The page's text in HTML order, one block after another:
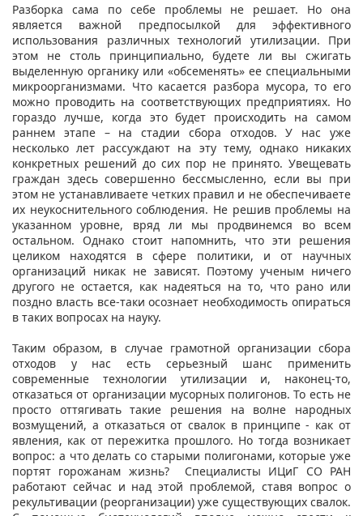
Разборка сама по себе проблемы не решает. Но она
является важной предпосылкой для эффективного
использования различных технологий утилизации. При
этом не столь принципиально, будете ли вы сжигать
выделенную органику или «обсеменять» ее специальными
микроорганизмами. Что касается разбора мусора, то его
можно проводить на соответствующих предприятиях. Но
гораздо лучше, когда это будет происходить на самом
раннем этапе – на стадии сбора отходов. У нас уже
несколько лет рассуждают на эту тему, однако никаких
конкретных решений до сих пор не принято. Увещевать
граждан здесь совершенно бессмысленно, если вы при
этом не устанавливаете четких правил и не обеспечиваете
их неукоснительного соблюдения. Не решив проблемы на
указанном уровне, вряд ли мы продвинемся во всем
остальном. Однако стоит напомнить, что эти решения
целиком находятся в сфере политики, и от научных
организаций никак не зависят. Поэтому ученым ничего
другого не остается, как надеяться на то, что рано или
поздно власть все-таки осознает необходимость опираться
в таких вопросах на науку.
Таким образом, в случае грамотной организации сбора
отходов у нас есть серьезный шанс применить
современные технологии утилизации и, наконец-то,
отказаться от организации мусорных полигонов. То есть не
просто оттягивать такие решения на волне народных
возмущений, а отказаться от свалок в принципе - как от
явления, как от пережитка прошлого. Но тогда возникает
вопрос: а что делать со старыми полигонами, которые уже
портят горожанам жизнь? Специалисты ИЦиГ СО РАН
работают сейчас и над этой проблемой, ставя вопрос о
рекультивации (реорганизации) уже существующих свалок.